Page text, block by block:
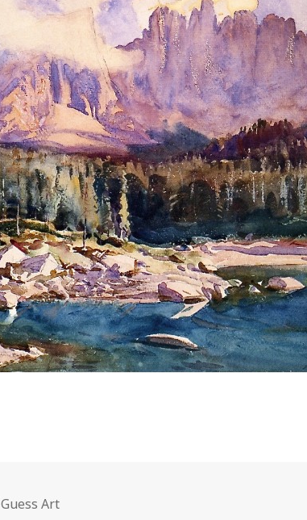
Categories
Guess Art